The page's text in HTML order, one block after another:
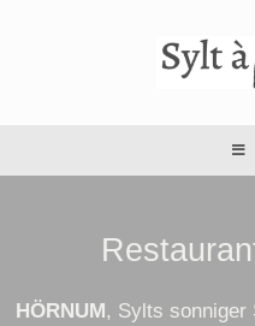
HÖRNUM, Sylts sonniger